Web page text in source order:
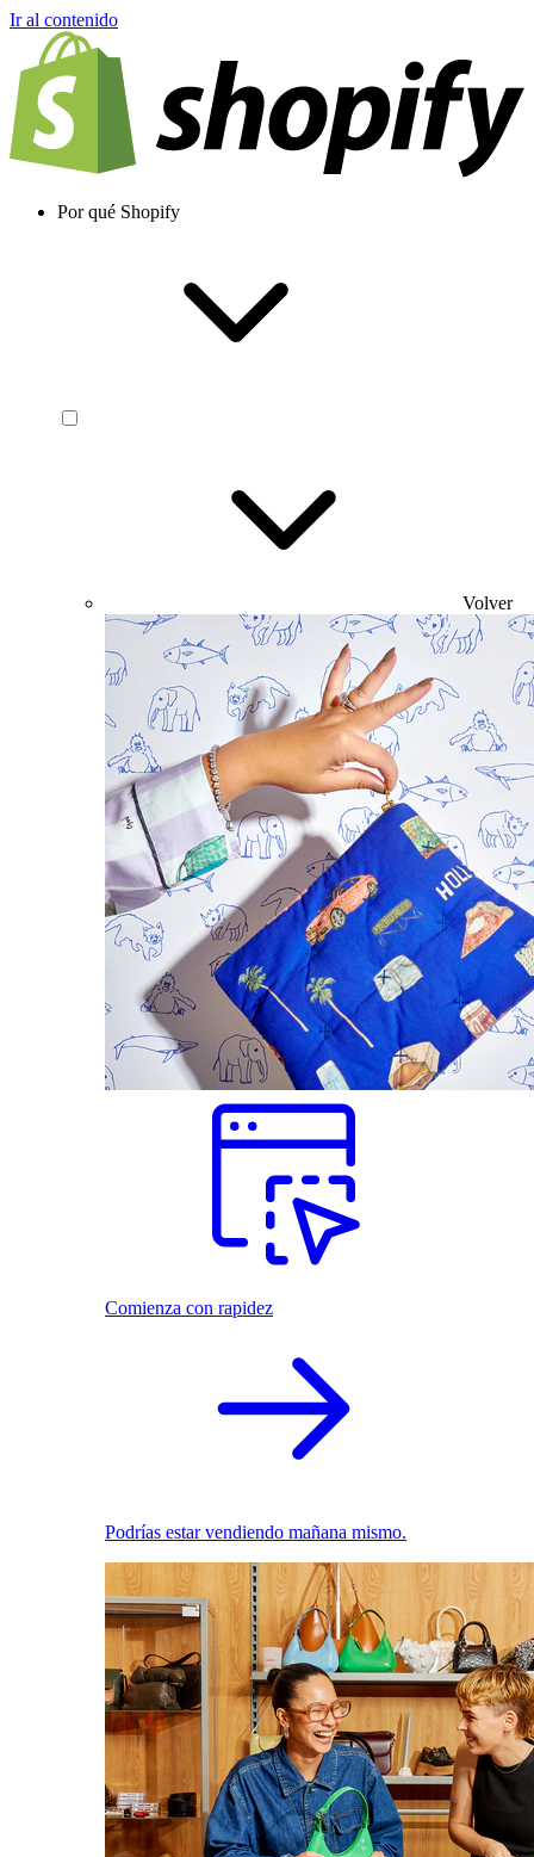
Ir al contenido
Por qué Shopify
Volver
Comienza con rapidez
Podrías estar vendiendo mañana mismo.